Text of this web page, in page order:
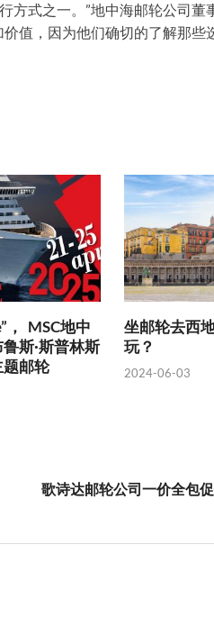
方式之一。”地中海邮轮公司董
值，因为他们确切的了解那些
， MSC地中
斯·斯普林斯
邮轮
坐邮轮去西
玩？
2024-06-03
歌诗达邮轮公司一价全包